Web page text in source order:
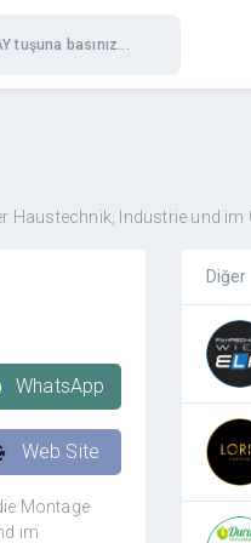
tuşuna basınız...
Haustechnik, Industrie und im
WhatsApp
Web Site
Montage
im
Diğer